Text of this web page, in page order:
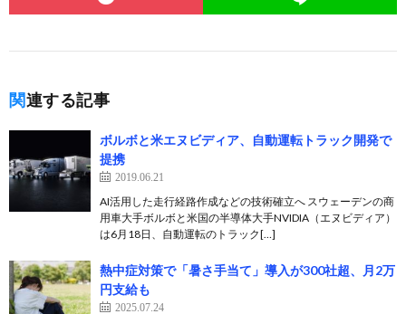
関連する記事
ボルボと米エヌビディア、自動運転トラック開発で
提携
2019.06.21
AI活用した走行経路作成などの技術確立へ スウェーデンの商
用車大手ボルボと米国の半導体大手NVIDIA（エヌビディア）
は6月18日、自動運転のトラック[…]
熱中症対策で「暑さ手当て」導入が300社超、月2万
円支給も
2025.07.24